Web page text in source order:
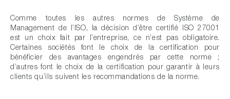
Comme toutes les autres normes de Système de
Management de l’ISO, la décision d’être certifié ISO 27001
est un choix fait par l’entreprise, ce n’est pas obligatoire.
Certaines sociétés font le choix de la certification pour
bénéficier des avantages engendrés par cette norme ;
d’autres font le choix de la certification pour garantir à leurs
clients qu’ils suivent les recommandations de la norme.